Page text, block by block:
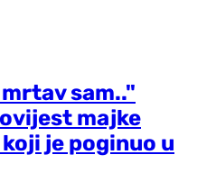
sam.."
majke
je poginuo u